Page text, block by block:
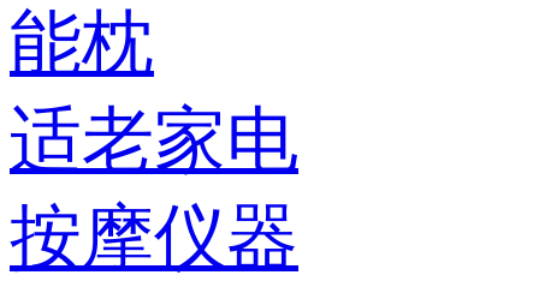
能枕
适老家电
按摩仪器